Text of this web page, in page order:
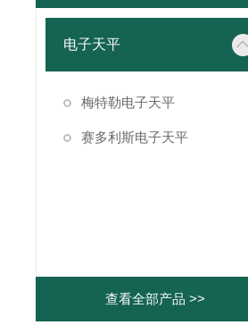
电子天平
梅特勒电子天平
赛多利斯电子天平
查看全部产品 >>